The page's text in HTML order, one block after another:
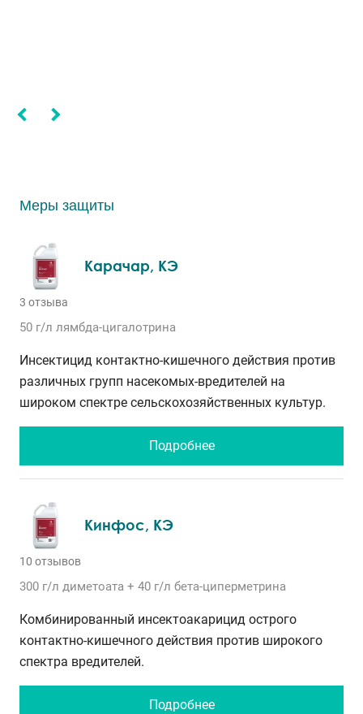
Меры защиты
Карачар, КЭ
3 отзыва
50 г/л лямбда-цигалотрина
Инсектицид контактно-кишечного действия против
различных групп насекомых-вредителей на
широком спектре сельскохозяйственных культур.
Подробнее
Кинфос, КЭ
10 отзывов
300 г/л диметоата + 40 г/л бета-циперметрина
Комбинированный инсектоакарицид острого
контактно-кишечного действия против широкого
спектра вредителей.
Подробнее